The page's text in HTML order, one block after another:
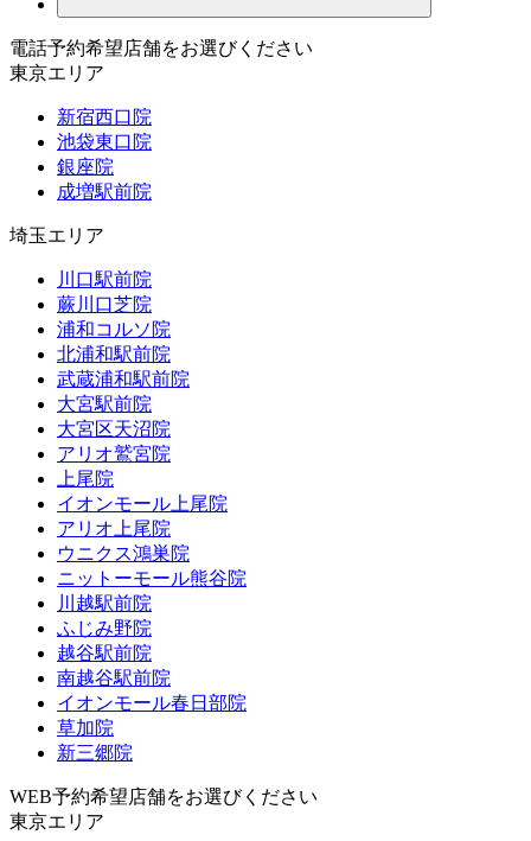
電話予約希望店舗をお選びください
東京エリア
新宿西口院
池袋東口院
銀座院
成増駅前院
埼玉エリア
川口駅前院
蕨川口芝院
浦和コルソ院
北浦和駅前院
武蔵浦和駅前院
大宮駅前院
大宮区天沼院
アリオ鷲宮院
上尾院
イオンモール上尾院
アリオ上尾院
ウニクス鴻巣院
ニットーモール熊谷院
川越駅前院
ふじみ野院
越谷駅前院
南越谷駅前院
イオンモール春日部院
草加院
新三郷院
WEB予約希望店舗をお選びください
東京エリア